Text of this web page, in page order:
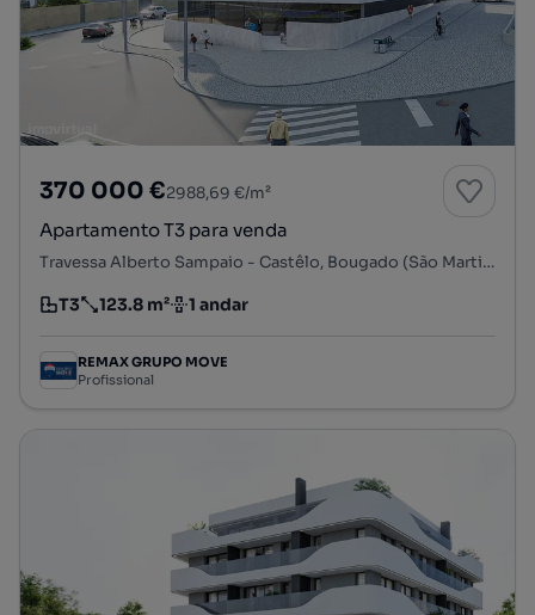
370 000 €2988,69 €/m²
Apartamento T3 para venda
Travessa Alberto Sampaio - Castêlo, Bougado (São Martinho e Santiago), Trofa, Porto
Tipologia
T3
Preço por metro quadrado
123.8 m²
Andar 1 andar
REMAX GRUPO MOVE
Profissional